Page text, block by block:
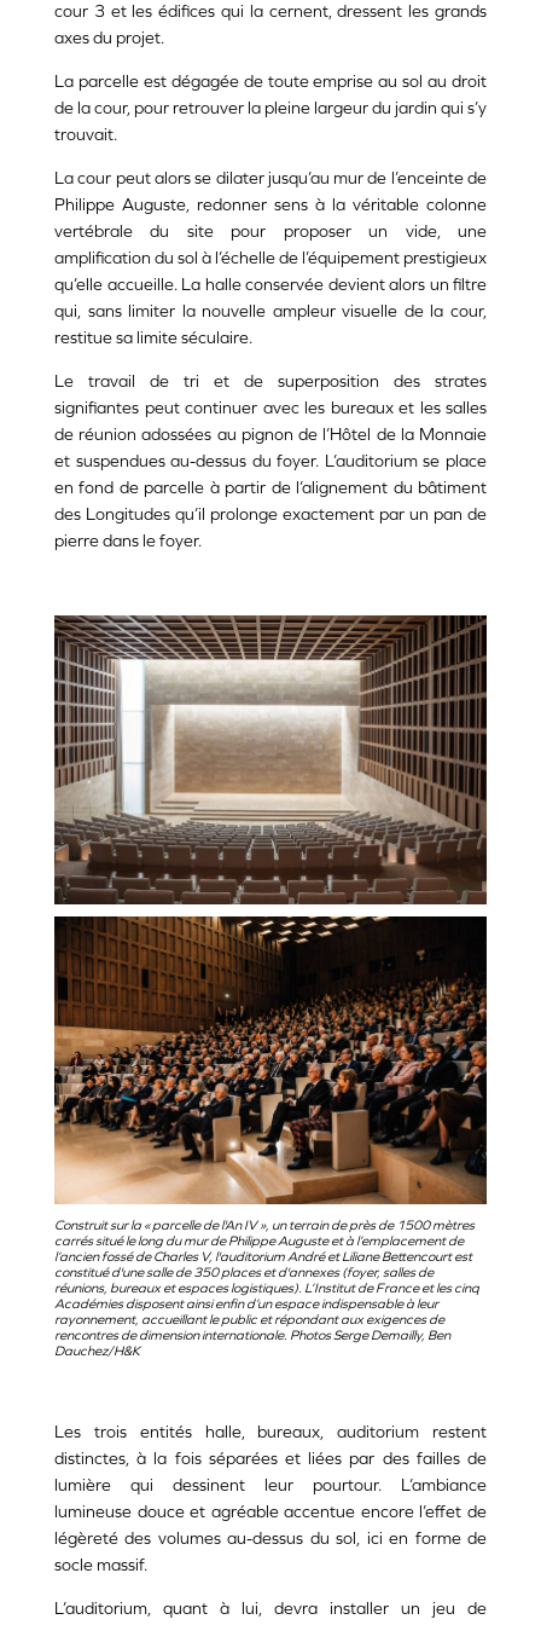
cour 3 et les édifices qui la cernent, dressent les grands
axes du projet.
La parcelle est dégagée de toute emprise au sol au droit
de la cour, pour retrouver la pleine largeur du jardin qui s’y
trouvait.
La cour peut alors se dilater jusqu’au mur de l’enceinte de
Philippe Auguste, redonner sens à la véritable colonne
vertébrale du site pour proposer un vide, une
amplification du sol à l’échelle de l’équipement prestigieux
qu’elle accueille. La halle conservée devient alors un filtre
qui, sans limiter la nouvelle ampleur visuelle de la cour,
restitue sa limite séculaire.
Le travail de tri et de superposition des strates
signifiantes peut continuer avec les bureaux et les salles
de réunion adossées au pignon de l’Hôtel de la Monnaie
et suspendues au-dessus du foyer. L’auditorium se place
en fond de parcelle à partir de l’alignement du bâtiment
des Longitudes qu’il prolonge exactement par un pan de
pierre dans le foyer.
Construit sur la « parcelle de l'An IV », un terrain de près de 1500 mètres
carrés situé le long du mur de Philippe Auguste et à l’emplacement de
l’ancien fossé de Charles V, l'auditorium André et Liliane Bettencourt est
constitué d'une salle de 350 places et d'annexes (foyer, salles de
réunions, bureaux et espaces logistiques). L’Institut de France et les cinq
Académies disposent ainsi enfin d’un espace indispensable à leur
rayonnement, accueillant le public et répondant aux exigences de
rencontres de dimension internationale. Photos Serge Demailly, Ben
Dauchez/H&K
Les trois entités halle, bureaux, auditorium restent
distinctes, à la fois séparées et liées par des failles de
lumière qui dessinent leur pourtour. L’ambiance
lumineuse douce et agréable accentue encore l’effet de
légèreté des volumes au-dessus du sol, ici en forme de
socle massif.
L’auditorium, quant à lui, devra installer un jeu de